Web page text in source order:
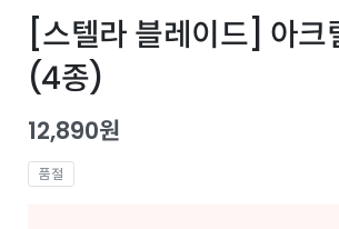
[스텔라 블레이드] 아크
(4종)
12,890원
품절